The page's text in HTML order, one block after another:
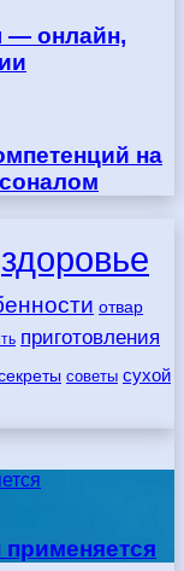
— онлайн,
на
здоровье
отвар
приготовления
советы сухой
применяется